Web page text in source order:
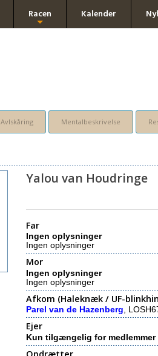
Racen Kalender
Avlskåring Mentalbeskrivelse
Yalou van Houdringe
Far
Ingen oplysninger
Ingen oplysninger
Mor
Ingen oplysninger
Ingen oplysninger
Afkom (Haleknæk / UF-
Parel van de Hazenberg,
Ejer
Kun tilgængelig for medlemmer